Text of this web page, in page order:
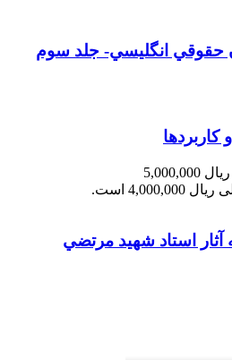
حقوقي انگليسي- جلد سوم
قیمت اصلی ریال 5,000,000
است.
استاد شهيد مرتضي